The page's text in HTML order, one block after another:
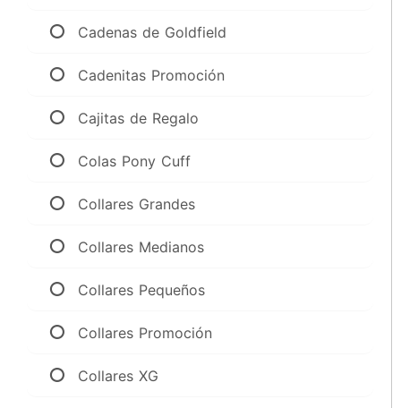
Cadenas de Goldfield
Cadenitas Promoción
Cajitas de Regalo
Colas Pony Cuff
Collares Grandes
Collares Medianos
Collares Pequeños
Collares Promoción
Collares XG